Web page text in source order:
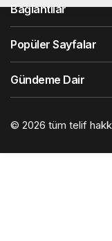
Bağlantılar
Popüler Sayfalar
Gündeme Dair
© 2026 tüm telif